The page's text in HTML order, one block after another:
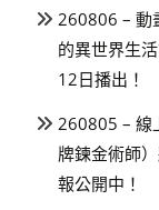
260806 – 動
的異世界生
12日播出！
260805 – 線
牌鍊金術師
報公開中！